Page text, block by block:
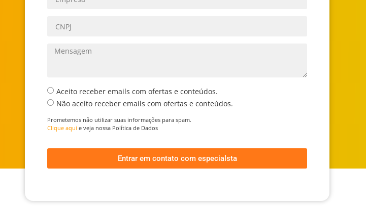
Aceito receber emails com ofertas e conteúdos.
Não aceito receber emails com ofertas e conteúdos.
Prometemos não utilizar suas informações para spam.
Clique aqui e veja nossa Política de Dados
Entrar em contato com especialsta